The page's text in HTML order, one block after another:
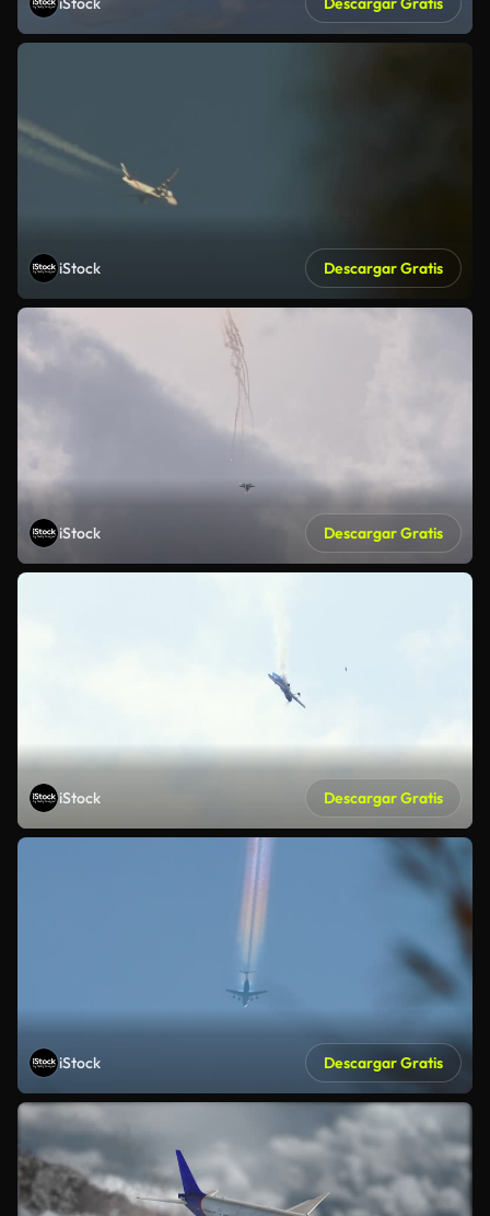
iStock Descargar Gratis
iStock Descargar Gratis
iStock Descargar Gratis
iStock Descargar Gratis